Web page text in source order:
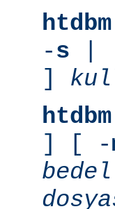
htdbm
-s |
]
htdbm
] [ -
bedel